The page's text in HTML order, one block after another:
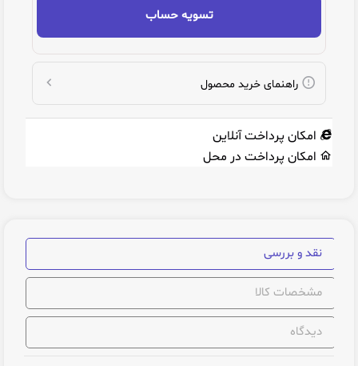
تسویه حساب
راهنمای خرید محصول
امکان پرداخت آنلاین
امکان پرداخت در محل
نقد و بررسی
مشخصات کالا
دیدگاه